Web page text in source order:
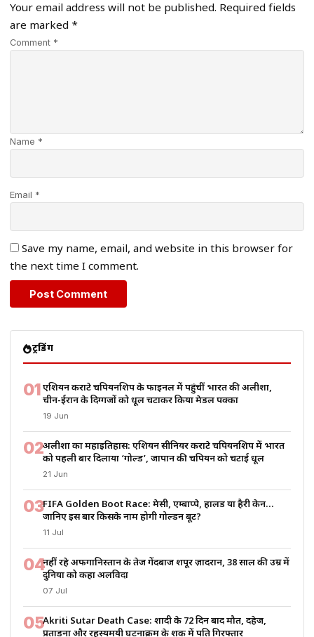
Your email address will not be published. Required fields
are marked *
Comment *
Name *
Email *
Save my name, email, and website in this browser for
the next time I comment.
ट्रेंडिंग
01एशियन कराटे चैंपियनशिप के फाइनल में पहुंचीं भारत की अलीशा,
चीन-ईरान के दिग्गजों को धूल चटाकर किया मेडल पक्का
19 Jun
02अलीशा का महाइतिहास: एशियन सीनियर कराटे चैंपियनशिप में भारत
को पहली बार दिलाया ‘गोल्ड’, जापान की चैंपियन को चटाई धूल
21 Jun
03FIFA Golden Boot Race: मेसी, एम्बाप्पे, हालैंड या हैरी केन…
जानिए इस बार किसके नाम होगी गोल्डन बूट?
11 Jul
04नहीं रहे अफगानिस्तान के तेज गेंदबाज शपूर ज़ादरान, 38 साल की उम्र में
दुनिया को कहा अलविदा
07 Jul
05Akriti Sutar Death Case: शादी के 72 दिन बाद मौत, दहेज,
प्रताड़ना और रहस्यमयी घटनाक्रम के शक में पति गिरफ्तार